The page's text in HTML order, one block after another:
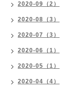
2020-09（2）
2020-08（3）
2020-07（3）
2020-06（1）
2020-05（1）
2020-04（4）